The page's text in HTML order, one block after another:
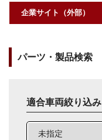
企業サイト（外部）
パーツ・製品検索
適合車両絞り込み